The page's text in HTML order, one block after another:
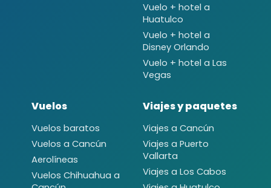
Vuelo + hotel a
Huatulco
Vuelo + hotel a
Disney Orlando
Vuelo + hotel a Las
Vegas
Vuelos
Vuelos baratos
Vuelos a Cancún
Aerolíneas
Vuelos Chihuahua a
Viajes y paquetes
Viajes a Cancún
Viajes a Puerto
Vallarta
Viajes a Los Cabos